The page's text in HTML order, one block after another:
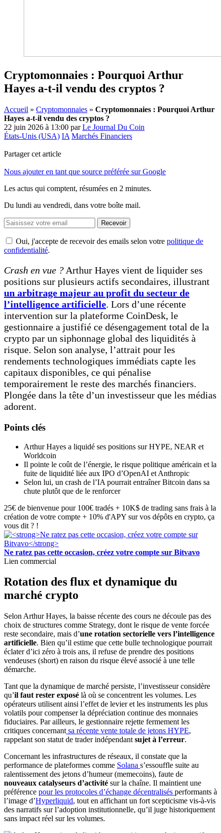
Cryptomonnaies : Pourquoi Arthur
Hayes a-t-il vendu des cryptos ?
Accueil » Cryptomonnaies » Cryptomonnaies : Pourquoi Arthur
Hayes a-t-il vendu des cryptos ?
22 juin 2026 à 13:00 parLe Journal Du Coin
États-Unis (USA) IA Marchés Financiers
Partager cet article
Nous ajouter en tant que source préférée sur Google
Les actus qui comptent, résumées en 2 minutes.
Du lundi au vendredi, dans votre boîte mail.
Recevoir
Oui, j'accepte de recevoir des emails selon votre politique de
confidentialité.
Crash en vue ? Arthur Hayes vient de liquider ses
positions sur plusieurs actifs secondaires, illustrant
un arbitrage majeur au profit du secteur de
l’intelligence artificielle. Lors d’une récente
intervention sur la plateforme CoinDesk, le
gestionnaire a justifié ce désengagement total de la
crypto par un siphonnage global des liquidités à
risque. Selon son analyse, l’attrait pour les
rendements technologiques immédiats capte les
capitaux disponibles, ce qui pénalise
temporairement le reste des marchés financiers.
Plongée dans la tête d’un investisseur que les médias
adorent.
Points clés
Arthur Hayes a liquidé ses positions sur HYPE, NEAR et
Worldcoin
Il pointe le coût de l’énergie, le risque politique américain et la
fuite de liquidité liée aux IPO d’OpenAI et Anthropic
Selon lui, un crash de l’IA pourrait entraîner Bitcoin dans sa
chute plutôt que de le renforcer
25€ de bienvenue pour 100€ tradés + 10K$ de trading sans frais à la
création de votre compte + 10% d'APY sur vos dépôts en crypto, ça
vous dit ? !
Ne ratez pas cette occasion, créez votre compte sur Bitvavo
Lien commercial
Rotation des flux et dynamique du
marché crypto
Selon Arthur Hayes, la baisse récente des cours ne découle pas des
choix de structures comme Strategy, dont le risque de vente forcée
reste secondaire, mais d’une rotation sectorielle vers l’intelligence
artificielle. Bien qu’il estime que cette bulle technologique pourrait
éclater d’ici zéro à trois ans, il refuse de prendre des positions
vendeuses (short) en raison du risque élevé associé à une telle
démarche.
Tant que la dynamique de marché persiste, l’investisseur considère
qu’il faut rester exposé là où se concentrent les volumes. Les
opérateurs utilisent ainsi l’effet de levier et les instruments les plus
volatils pour compenser la dépréciation continue des monnaies
fiduciaires. Par ailleurs, le gestionnaire rejette fermement les
critiques concernant sa récente vente totale de jetons HYPE,
rappelant son statut de trader indépendant sujet à l’erreur.
Concernant les infrastructures de réseaux, il constate que la
performance de plateformes comme Solana s’essouffle suite au
ralentissement des jetons d’humeur (memecoins), faute de
nouveaux catalyseurs d’activité sur la chaîne. Il maintient une
préférence pour les protocoles d’échange décentralisés performants à
l’image d’Hyperliquid, tout en affichant un fort scepticisme vis-à-vis
des narratifs sur l’adoption institutionnelle, qu’il juge historiquement
sans impact réel sur les volumes.